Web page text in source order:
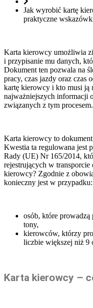
Jak wyrobić kartę
praktyczne
Karta kierowcy umożliwia
i przypisanie mu danych,
Dokument ten pozwala na
pracy, czas jazdy oraz czas
kartę kierowcy i kto musi ją
najważniejszych informacji
związanych z tym procesem.
Karta kierowcy to
Kwestia ta regulowana jest
Rady (UE) Nr 165/2014,
rejestrujących w
kierowcy? Zgodnie z
konieczny jest w przypadku:
osób, które
tony,
kierowców, którzy
liczbie większej niż 9
Karta kierowcy –